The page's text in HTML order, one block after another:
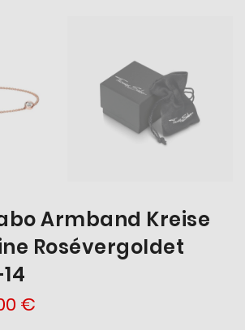
Armband Kreise
Rosévergoldet
€